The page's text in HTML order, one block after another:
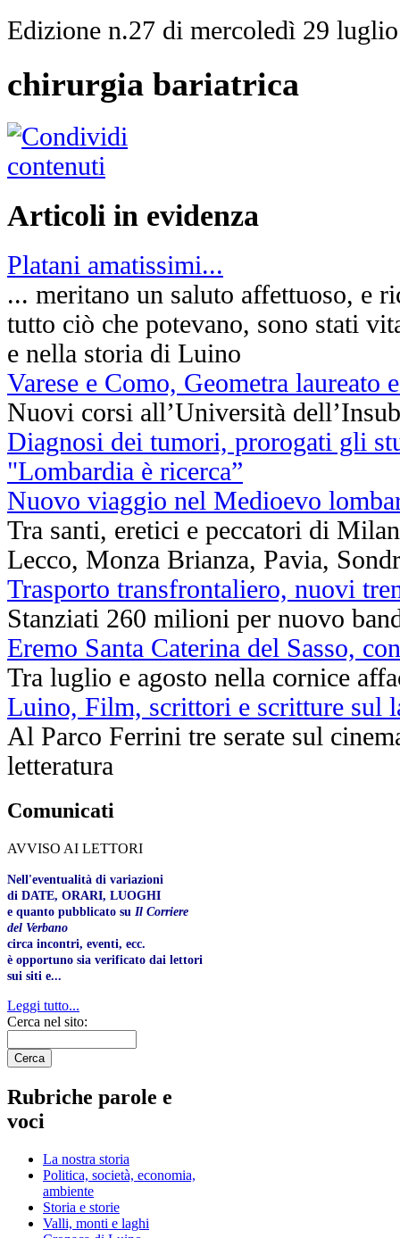
Edizione n.27 di mercoledì 29
chirurgia bariatrica
Articoli in evidenza
Platani amatissimi...
... meritano un saluto affettuoso, e
tutto ciò che potevano, sono stati
e nella storia di Luino
Varese e Como, Geometra laureato
Nuovi corsi all’Università
Diagnosi dei tumori, prorogati gli
"Lombardia è ricerca”
Nuovo viaggio nel Medioevo
Tra santi, eretici e peccatori di
Lecco, Monza Brianza, Pavia,
Trasporto transfrontaliero, nuovi
Stanziati 260 milioni per nuovo
Eremo Santa Caterina del Sasso,
Tra luglio e agosto nella cornice
Luino, Film, scrittori e scritture sul
Al Parco Ferrini tre serate sul
letteratura
Comunicati
AVVISO AI LETTORI
Nell'eventualità di variazioni
di DATE, ORARI, LUOGHI
e quanto pubblicato su Il Corriere
del Verbano
circa incontri, eventi, ecc.
è opportuno sia verificato dai lettori
sui siti e...
Leggi tutto...
Cerca nel sito:
Rubriche parole e
voci
La nostra storia
Politica, società, economia,
ambiente
Storia e storie
Valli, monti e laghi